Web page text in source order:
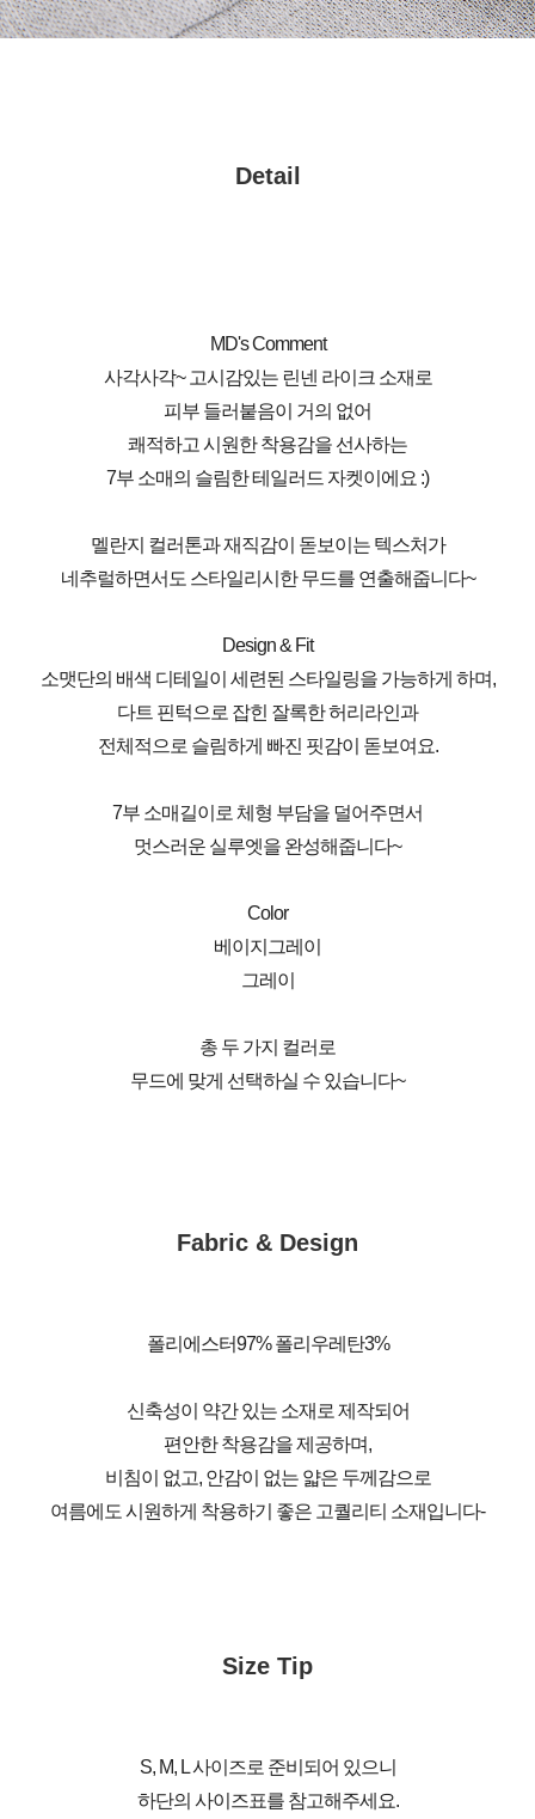
Detail
MD's Comment
사각사각~ 고시감있는 린넨 라이크 소재로
피부 들러붙음이 거의 없어
쾌적하고 시원한 착용감을 선사하는
7부 소매의 슬림한 테일러드 자켓이에요 :)
멜란지 컬러톤과 재직감이 돋보이는 텍스처가
네추럴하면서도 스타일리시한 무드를 연출해줍니다~
Design & Fit
소맷단의 배색 디테일이 세련된 스타일링을 가능하게 하며,
다트 핀턱으로 잡힌 잘록한 허리라인과
전체적으로 슬림하게 빠진 핏감이 돋보여요.
7부 소매길이로 체형 부담을 덜어주면서
멋스러운 실루엣을 완성해줍니다~
Color
베이지그레이
그레이
총 두 가지 컬러로
무드에 맞게 선택하실 수 있습니다~
Fabric & Design
폴리에스터97% 폴리우레탄3%
신축성이 약간 있는 소재로 제작되어
편안한 착용감을 제공하며,
비침이 없고, 안감이 없는 얇은 두께감으로
여름에도 시원하게 착용하기 좋은 고퀄리티 소재입니다-
Size Tip
S, M, L 사이즈로 준비되어 있으니
하단의 사이즈표를 참고해주세요.